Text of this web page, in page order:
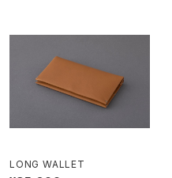
LONG WALLET